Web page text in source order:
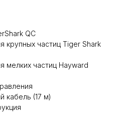
QC
крупных частиц Tiger Shark
мелких частиц Hayward
кабель (17 м)